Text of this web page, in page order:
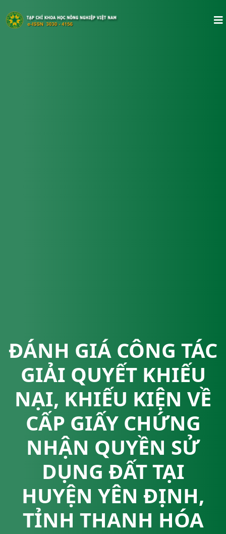
ĐÁNH GIÁ CÔNG TÁC
GIẢI QUYẾT KHIẾU
NẠI, KHIẾU KIỆN VỀ
CẤP GIẤY CHỨNG
NHẬN QUYỀN SỬ
DỤNG ĐẤT TẠI
HUYỆN YÊN ĐỊNH,
TỈNH THANH HÓA